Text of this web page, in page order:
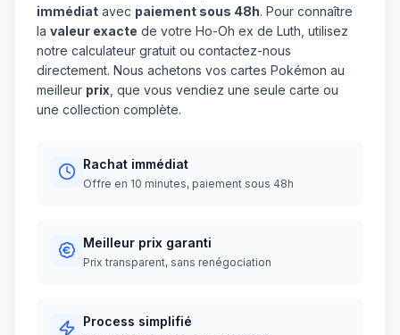
immédiat avec paiement sous 48h. Pour connaître
la valeur exacte de votre Ho-Oh ex de Luth, utilisez
notre calculateur gratuit ou contactez-nous
directement. Nous achetons vos cartes Pokémon au
meilleur prix , que vous vendiez une seule carte ou
une collection complète.
Rachat immédiat
Offre en 10 minutes, paiement sous 48h
Meilleur prix garanti
Prix transparent, sans renégociation
Process simplifié